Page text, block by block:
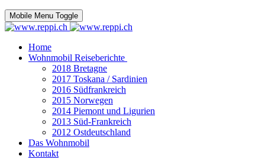
Mobile Menu Toggle
Home
Wohnmobil Reiseberichte
2018 Bretagne
2017 Toskana / Sardinien
2016 Südfrankreich
2015 Norwegen
2014 Piemont und Ligurien
2013 Süd-Frankreich
2012 Ostdeutschland
Das Wohnmobil
Kontakt